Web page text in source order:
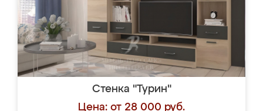
Стенка "Турин"
Цена: от 28 000 руб.